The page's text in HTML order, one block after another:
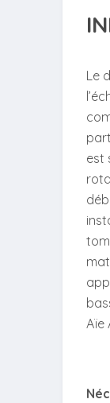
Le
est
Aïe